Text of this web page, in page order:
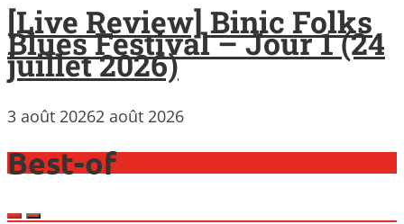
[Live Review] Binic Folks
Blues Festival – Jour 1 (24
juillet 2026)
3 août 20262 août 2026
Best-of